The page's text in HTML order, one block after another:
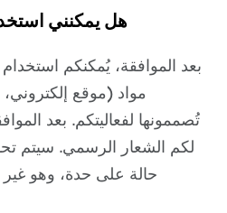
هل يمكنني
بعد الموافقة، يُمكنكم
مواد (موقع إلكتروني،
تُصممونها لفعاليتكم. بعد
لكم الشعار الرسمي. سيتم
حالة على حدة، وهو